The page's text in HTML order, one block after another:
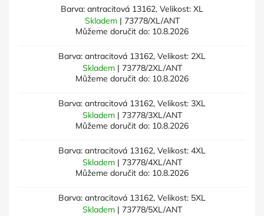
Barva: antracitová 13162, Velikost: XL
Skladem | 73778/XL/ANT
Můžeme doručit do: 10.8.2026
Barva: antracitová 13162, Velikost: 2XL
Skladem | 73778/2XL/ANT
Můžeme doručit do: 10.8.2026
Barva: antracitová 13162, Velikost: 3XL
Skladem | 73778/3XL/ANT
Můžeme doručit do: 10.8.2026
Barva: antracitová 13162, Velikost: 4XL
Skladem | 73778/4XL/ANT
Můžeme doručit do: 10.8.2026
Barva: antracitová 13162, Velikost: 5XL
Skladem | 73778/5XL/ANT